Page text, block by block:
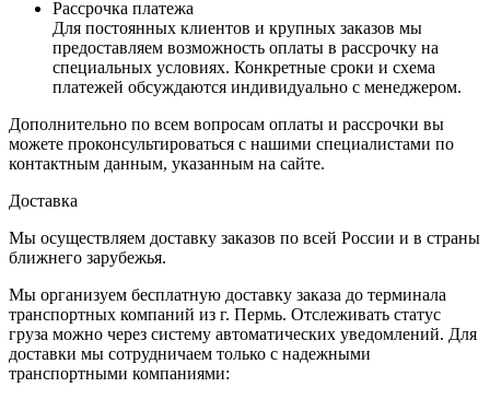
Рассрочка платежа
Для постоянных клиентов и крупных заказов мы
предоставляем возможность оплаты в рассрочку на
специальных условиях. Конкретные сроки и схема
платежей обсуждаются индивидуально с менеджером.
Дополнительно по всем вопросам оплаты и рассрочки вы
можете проконсультироваться с нашими специалистами по
контактным данным, указанным на сайте.
Доставка
Мы осуществляем доставку заказов по всей России и в страны
ближнего зарубежья.
Мы организуем бесплатную доставку заказа до терминала
транспортных компаний из г. Пермь. Отслеживать статус
груза можно через систему автоматических уведомлений. Для
доставки мы сотрудничаем только с надежными
транспортными компаниями: